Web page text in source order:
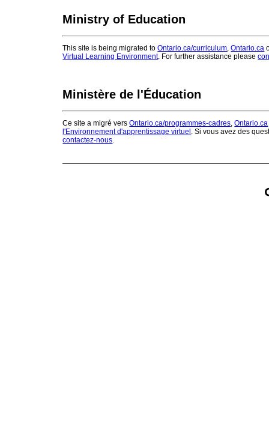
Ministry of Education
This site is being migrated toOntario.ca/curriculum ,Ontario.ca
Virtual Learning Environment. For further assistance please
Ministère de l'Éducation
Ce site a migré versOntario.ca/programmes-cadres ,Ontario.ca
l'Environnement d'apprentissage virtuel . Si vous avez des
contactez-nous